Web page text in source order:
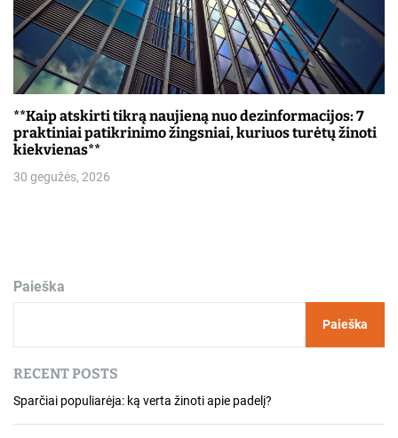
**Kaip atskirti tikrą naujieną nuo dezinformacijos: 7
praktiniai patikrinimo žingsniai, kuriuos turėtų žinoti
kiekvienas**
30 gegužės, 2026
Paieška
Paieška
RECENT POSTS
Sparčiai populiarėja: ką verta žinoti apie padelį?